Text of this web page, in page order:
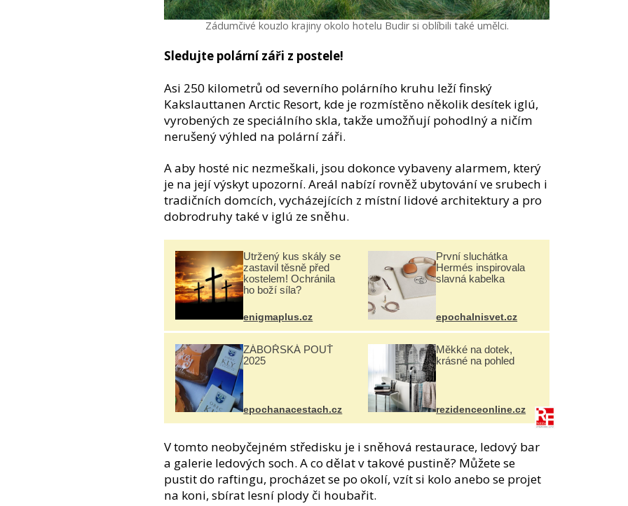
Zádumčivé kouzlo krajiny okolo hotelu Budir si oblíbili také umělci.
Sledujte polární záři z postele!
Asi 250 kilometrů od severního polárního kruhu leží finský
Kakslauttanen Arctic Resort, kde je rozmístěno několik desítek iglú,
vyrobených ze speciálního skla, takže umožňují pohodlný a ničím
nerušený výhled na polární záři.
A aby hosté nic nezmeškali, jsou dokonce vybaveny alarmem, který
je na její výskyt upozorní. Areál nabízí rovněž ubytování ve srubech i
tradičních domcích, vycházejících z místní lidové architektury a pro
dobrodruhy také v iglú ze sněhu.
Utržený kus skály se
zastavil těsně před
kostelem! Ochránila
ho boží síla?
enigmaplus.cz
První sluchátka
Hermés inspirovala
slavná kabelka
epochalnisvet.cz
ZÁBOŘSKÁ POUŤ
2025
epochanacestach.cz
Měkké na dotek,
krásné na pohled
rezidenceonline.cz
V tomto neobyčejném středisku je i sněhová restaurace, ledový bar
a galerie ledových soch. A co dělat v takové pustině? Můžete se
pustit do raftingu, procházet se po okolí, vzít si kolo anebo se projet
na koni, sbírat lesní plody či houbařit.